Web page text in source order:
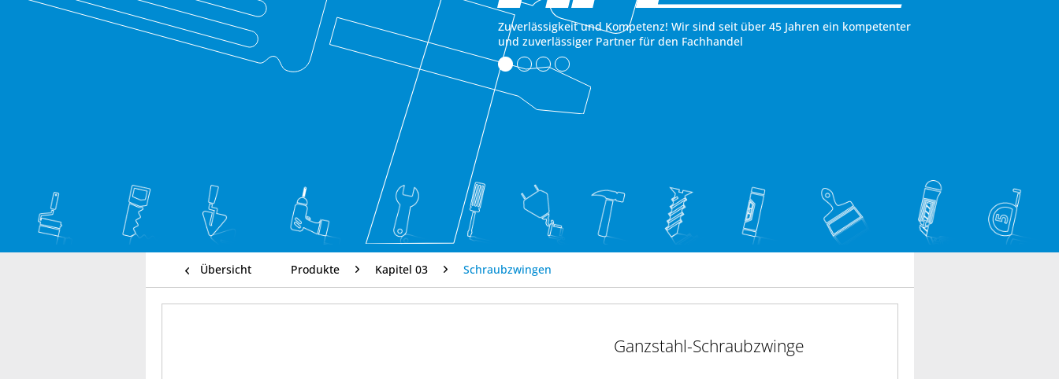
Zuverlässigkeit und Kompetenz! Wir sind seit über 45 Jahren ein kompetenter
und zuverlässiger Partner für den Fachhandel
Übersicht Produkte Kapitel 03 Schraubzwingen
Ganzstahl-Schraubzwinge